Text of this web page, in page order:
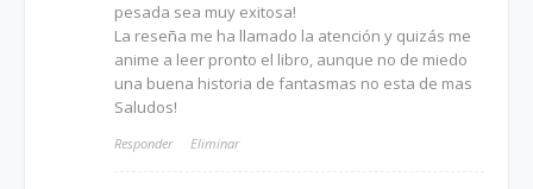
pesada sea muy exitosa!
La reseña me ha llamado la atención y quizás me
anime a leer pronto el libro, aunque no de miedo
una buena historia de fantasmas no esta de mas
Saludos!
Responder Eliminar